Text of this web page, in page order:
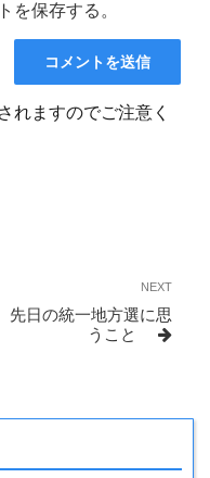
を保存する。
れますのでご注意く
Next
NEXT
先日の統一地方選に思
うこと